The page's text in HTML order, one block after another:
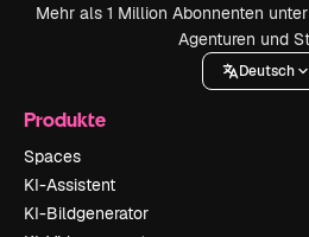
Mehr als 1 Million Abonnenten
Agenturen und
Deutsch
Produkte
Spaces
KI-Assistent
KI-Bildgenerator